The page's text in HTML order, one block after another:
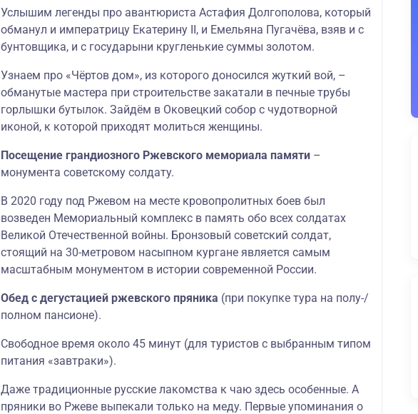
Услышим легенды про авантюриста Астафия Долгополова, который
обманул и императрицу Екатерину II, и Емельяна Пугачёва, взяв и с
бунтовщика, и с государыни кругленькие суммы золотом.
Узнаем про «Чёртов дом», из которого доносился жуткий вой, –
обманутые мастера при строительстве закатали в печные трубы
горлышки бутылок. Зайдём в Оковецкий собор с чудотворной
иконой, к которой приходят молиться женщины.
Посещение грандиозного Ржевского мемориала памяти –
монумента советскому солдату.
В 2020 году под Ржевом на месте кровопролитных боев был
возведен Мемориальный комплекс в память обо всех солдатах
Великой Отечественной войны. Бронзовый советский солдат,
стоящий на 30-метровом насыпном кургане является самым
масштабным монументом в истории современной России.
Обед с дегустацией ржевского пряника (при покупке тура на полу-/
полном пансионе).
Свободное время около 45 минут (для туристов с выбранным типом
питания «завтраки»).
Даже традиционные русские лакомства к чаю здесь особенные. А
пряники во Ржеве выпекали только на меду. Первые упоминания о